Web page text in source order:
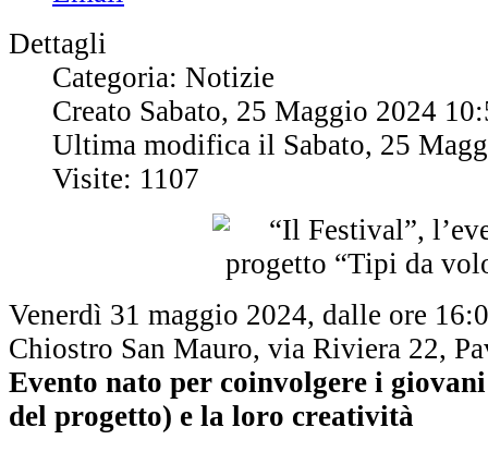
Dettagli
Categoria: Notizie
Creato Sabato, 25 Maggio 2024
Ultima modifica il Sabato, 25
Visite: 1107
Venerdì 31 maggio 2024, dalle ore
Chiostro San Mauro, via Riviera 22,
Evento nato per coinvolgere i
del progetto) e la loro creatività